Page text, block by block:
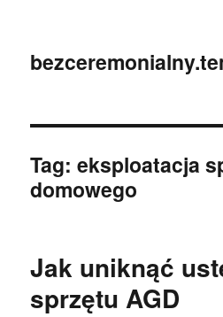
Tag:eksploatacja
domowego
Jak uniknąć
sprzętu AGD